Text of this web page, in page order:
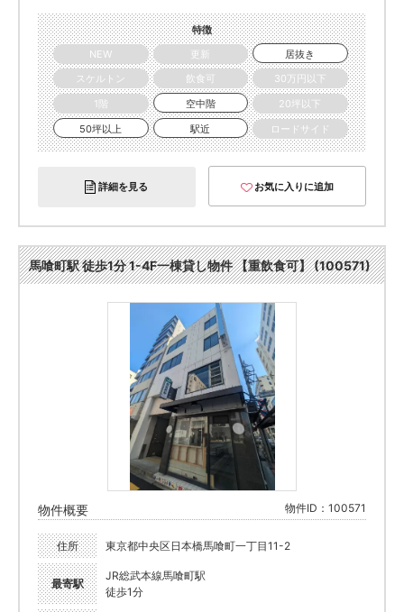
特徴
NEW
更新
居抜き
スケルトン
飲食可
30万円以下
1階
空中階
20坪以下
50坪以上
駅近 ロードサイド
詳細を見る お気に入りに追加
馬喰町駅 徒歩1分 1-4F一棟貸し物件 【重飲食可】 (100571)
物件概要 物件ID：100571
住所 東京都中央区日本橋馬喰町一丁目11-2
最寄駅
JR総武本線馬喰町駅
徒歩1分